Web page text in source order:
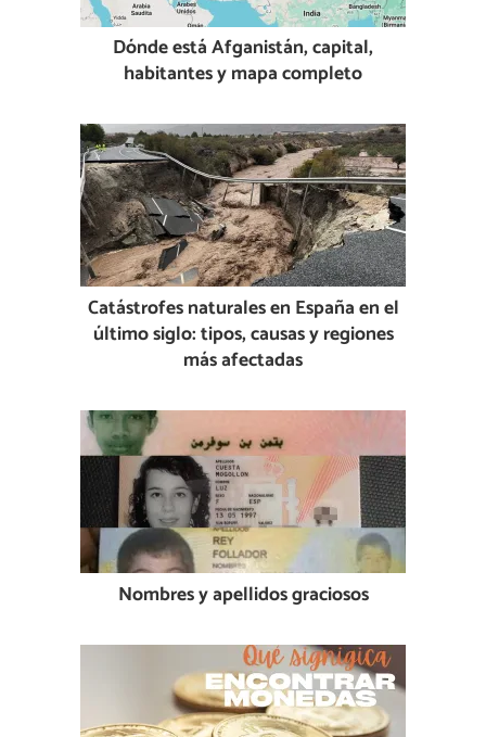
Dónde está Afganistán, capital,
habitantes y mapa completo
Catástrofes naturales en España en el
último siglo: tipos, causas y regiones
más afectadas
Nombres y apellidos graciosos